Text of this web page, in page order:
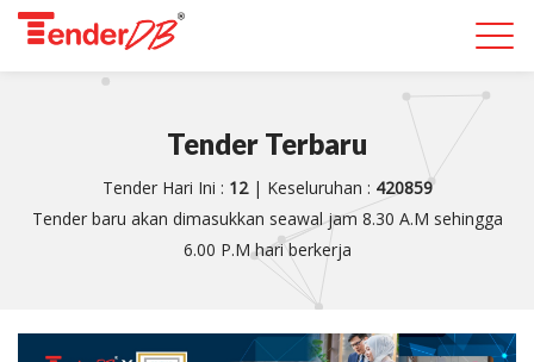
Tender Terbaru
Tender Hari Ini : 12| Keseluruhan : 420859
Tender baru akan dimasukkan seawal jam 8.30 A.M sehingga
6.00 P.M hari berkerja